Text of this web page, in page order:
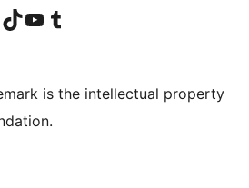
в Facebook
account
LinkedIn account
Visit our TikTok account
Visit our YouTube channel
Visit our Tumblr account
is the intellectual property